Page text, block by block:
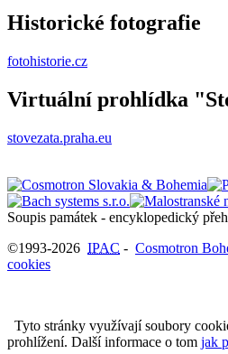
Historické fotografie
fotohistorie.cz
Virtuální prohlídka
stovezata.praha.eu
Soupis památek - encyklopedický
©1993-2026 IPAC - Cosmotron
cookies
Tyto stránky využívají soubory
prohlížení. Další informace o tom jak